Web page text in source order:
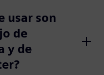
usar son
de
y de